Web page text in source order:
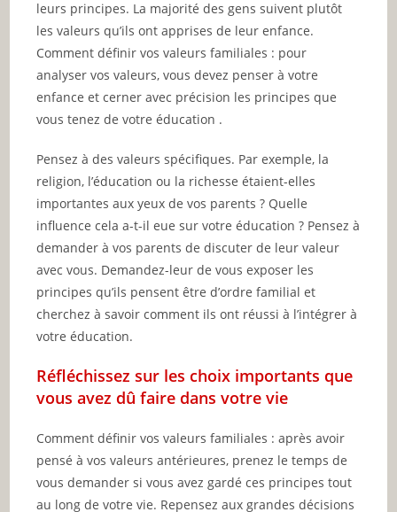
leurs principes. La majorité des gens suivent plutôt
les valeurs qu’ils ont apprises de leur enfance.
Comment définir vos valeurs familiales : pour
analyser vos valeurs, vous devez penser à votre
enfance et cerner avec précision les principes que
vous tenez de votre éducation .
Pensez à des valeurs spécifiques. Par exemple, la
religion, l’éducation ou la richesse étaient-elles
importantes aux yeux de vos parents ? Quelle
influence cela a-t-il eue sur votre éducation ? Pensez à
demander à vos parents de discuter de leur valeur
avec vous. Demandez-leur de vous exposer les
principes qu’ils pensent être d’ordre familial et
cherchez à savoir comment ils ont réussi à l’intégrer à
votre éducation.
Réfléchissez sur les choix importants que
vous avez dû faire dans votre vie
Comment définir vos valeurs familiales : après avoir
pensé à vos valeurs antérieures, prenez le temps de
vous demander si vous avez gardé ces principes tout
au long de votre vie. Repensez aux grandes décisions